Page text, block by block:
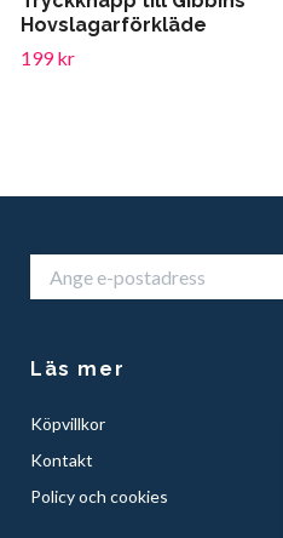
Hovslagarförkläde
199 kr
Läs mer
Köpvillkor
Kontakt
Policy och cookies